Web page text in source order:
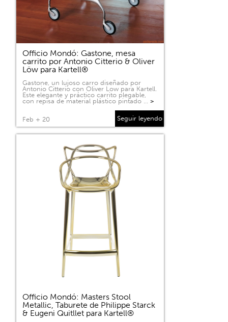
Officio Mondó: Gastone, mesa
carrito por Antonio Citterio & Oliver
Löw para Kartell®
Gastone, un lujoso carro diseñado por
Antonio Citterio con Oliver Low para Kartell.
Este elegante y práctico carrito plegable,
con repisa de material plástico pintado … >
Feb + 20 Seguir leyendo
Officio Mondó: Masters Stool
Metallic, Taburete de Philippe Starck
& Eugeni Quitllet para Kartell®